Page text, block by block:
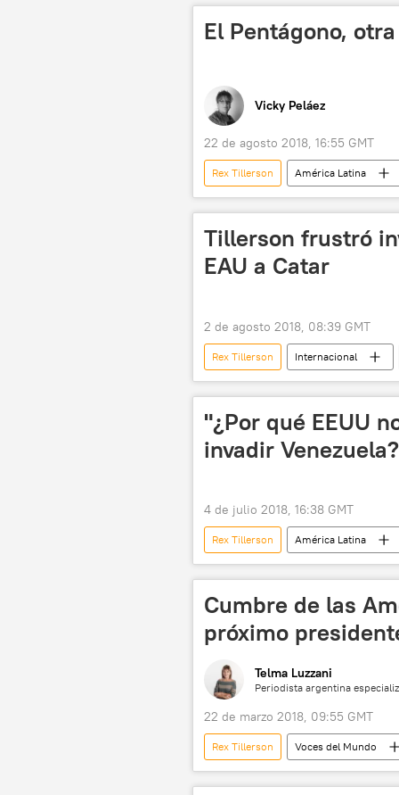
El Pentágono,
Vicky Peláez
22 de agosto 2018, 16:55 GMT
Rex Tillerson América Latina
política
América del Norte
Tillerson frustró
EAU a Catar
2 de agosto 2018, 08:39 GMT
Rex Tillerson Internacional
Arabia Saudita
Emiratos
"¿Por qué EEUU
invadir
4 de julio 2018, 16:38 GMT
Rex Tillerson América Latina
Venezuela
Colombia
Cumbre de las
próximo
Telma Luzzani
Periodista argentina
22 de marzo 2018, 09:55 GMT
Rex Tillerson Voces del Mundo
Pedro Pablo Kuczynski
Mike